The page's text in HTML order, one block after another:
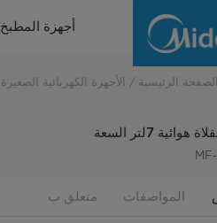
أجهزة المطبخ
الأجهزة الكهربائية الصغيرة
7لتر السعة
المواصفات متعلق ب